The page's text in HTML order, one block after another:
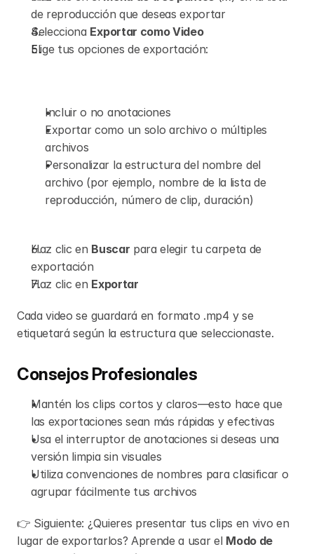
de reproducción que deseas exportar
Selecciona Exportar como Video
Elige tus opciones de exportación:
Incluir o no anotaciones
Exportar como un solo archivo o múltiples
archivos
Personalizar la estructura del nombre del
archivo (por ejemplo, nombre de la lista de
reproducción, número de clip, duración)
Haz clic en Buscar para elegir tu carpeta de
exportación
Haz clic en Exportar
Cada video se guardará en formato .mp4 y se
etiquetará según la estructura que seleccionaste.
Consejos Profesionales
Mantén los clips cortos y claros—esto hace que
las exportaciones sean más rápidas y efectivas
Usa el interruptor de anotaciones si deseas una
versión limpia sin visuales
Utiliza convenciones de nombres para clasificar o
agrupar fácilmente tus archivos
👉 Siguiente: ¿Quieres presentar tus clips en vivo en
lugar de exportarlos? Aprende a usar el Modo de